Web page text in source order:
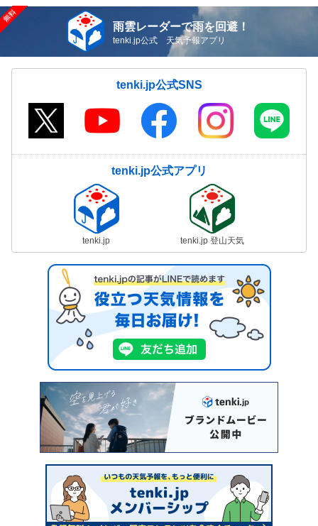
雨雲レーダーで雨を回避！
tenki.jp公式 天気予報アプリ
tenki.jp公式SNS
tenki.jp公式アプリ
tenki.jp tenki.jp 登山天気